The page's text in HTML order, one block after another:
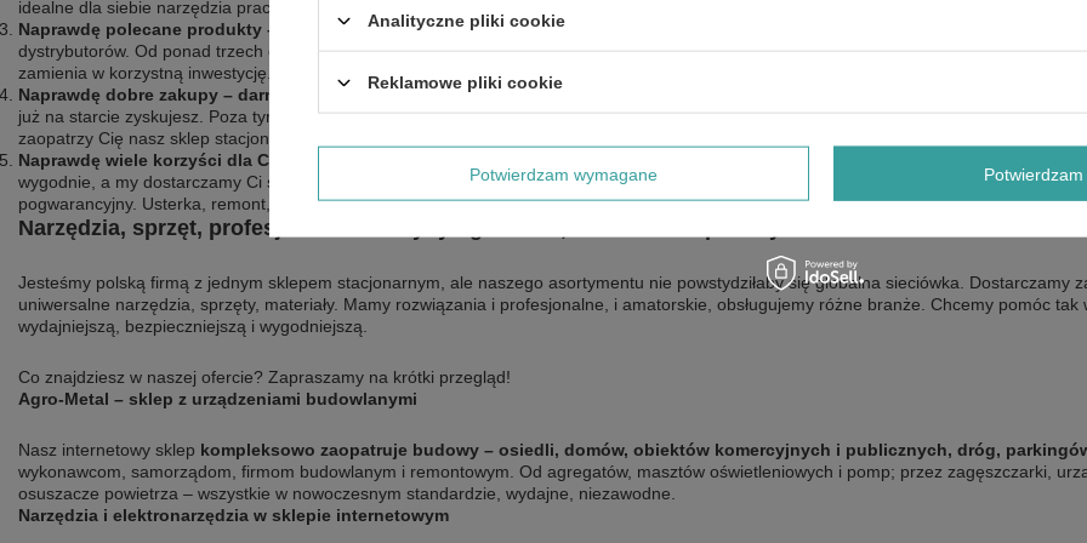
idealne dla siebie narzędzia pracy.
Naprawdę polecane produkty – przetestowane i od sprawdzonych producentów
dystrybutorów. Od ponad trzech dekad rozmawiamy, testujemy i weryfikujemy –
zamienia w korzystną inwestycję.
Naprawdę dobre zakupy – darmowe dostawy, atrakcyjne ceny i szybka wysyłka
już na starcie zyskujesz. Poza tym w naszej ofercie znajdziesz mnóstwo cenowych perełek: podczas akcji rabatowych porządnie
zaopatrzy Cię nasz sklep stacjonarny w Rzekuniu pod Ostrołęką – tu także na żywo zobaczysz i przetestujesz sprzęt.
Naprawdę wiele korzyści dla Ciebie – także po zakupie
wygodnie, a my dostarczamy Ci sprzęt sprawdzony, po przeglądzie, z olejami – gotowy do pracy. Nasz sklep z maszynami ogrodniczymi/
pogwarancyjny. Usterka, remont, części zamienne, akcesoria – wszystko sprawnie zorganizujemy, żebyś Ty mógł się zająć swoją pracą i
Narzędzia, sprzęt, profesjonalne maszyny ogrodowe, budowlane i przemysłowe
Jesteśmy polską firmą z jednym sklepem stacjonarnym, ale naszego asortymentu nie powstydziłaby się globalna sieciówka. Dostarczamy
uniwersalne narzędzia, sprzęty, materiały. Mamy rozwiązania i profesjonalne, i amatorskie, obsługujemy różne branże. Chcemy pomóc
wydajniejszą, bezpieczniejszą i wygodniejszą.
Co znajdziesz w naszej ofercie? Zapraszamy na krótki przegląd!
Agro-Metal – sklep z urządzeniami budowlanymi
Nasz internetowy sklep kompleksowo zaopatruje budowy – osiedli, domów, obiektów komercyjnych i publicznych, dróg,
wykonawcom, samorządom, firmom budowlanym i remontowym. Od agregatów, masztów oświetleniowych i pomp; przez zagęszczarki,
osuszacze powietrza – wszystkie w nowoczesnym standardzie, wydajne, niezawodne.
Narzędzia i elektronarzędzia w sklepie internetowym
Analityczne pliki cookie
Reklamowe pliki cookie
Potwierdzam wymagane